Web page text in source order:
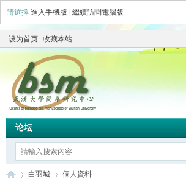
請選擇 進入手機版 繼續訪問電腦版
设为首页 收藏本站
论坛
白羽城 個人資料